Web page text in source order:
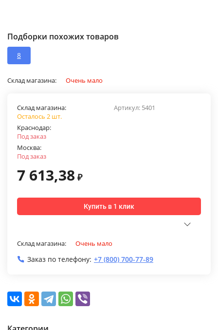
Подборки похожих товаров
8
Склад магазина: Очень мало
Артикул: 5401
Склад магазина:
Осталось 2 шт.
Краснодар:
Под заказ
Москва:
Под заказ
7 613,38 ₽
Купить в 1 клик
Склад магазина: Очень мало
Заказ по телефону: +7 (800) 700-77-89